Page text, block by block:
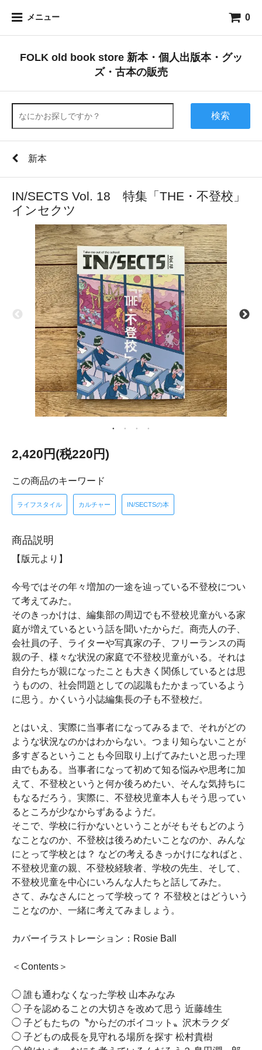
メニュー 0
FOLK old book store 新本・個人出版本・グッ
ズ・古本の販売
検索
新本
IN/SECTS Vol. 18 特集「THE・不登校」
インセクツ
2,420円(税220円)
この商品のキーワード
ライフスタイル カルチャー IN/SECTSの本
商品説明
【版元より】
今号ではその年々増加の一途を辿っている不登校につい
て考えてみた。
そのきっかけは、編集部の周辺でも不登校児童がいる家
庭が増えているという話を聞いたからだ。商売人の子、
会社員の子、ライターや写真家の子、フリーランスの両
親の子、様々な状況の家庭で不登校児童がいる。それは
自分たちが親になったことも大きく関係しているとは思
うものの、社会問題としての認識もたかまっているよう
に思う。かくいう小誌編集長の子も不登校だ。
とはいえ、実際に当事者になってみるまで、それがどの
ような状況なのかはわからない。つまり知らないことが
多すぎるということも今回取り上げてみたいと思った理
由でもある。当事者になって初めて知る悩みや思考に加
えて、不登校というと何か後ろめたい、そんな気持ちに
もなるだろう。実際に、不登校児童本人もそう思ってい
るところが少なからずあるようだ。
そこで、学校に行かないということがそもそもどのよう
なことなのか、不登校は後ろめたいことなのか、みんな
にとって学校とは？ などの考えるきっかけになればと、
不登校児童の親、不登校経験者、学校の先生、そして、
不登校児童を中心にいろんな人たちと話してみた。
さて、みなさんにとって学校って？ 不登校とはどういう
ことなのか、一緒に考えてみましょう。
カバーイラストレーション：Rosie Ball
＜Contents＞
◯ 誰も通わなくなった学校 山本みなみ
◯ 子を認めることの大切さを改めて思う 近藤雄生
◯ 子どもたちの〝からだのボイコット〟沢木ラクダ
◯ 子どもの成長を見守れる場所を探す 松村貴樹